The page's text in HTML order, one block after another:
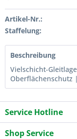
Artikel-Nr.:
Staffelung:
Beschreibung
Vielschicht-
Oberflächenschutz
Service Hotline
Shop Service